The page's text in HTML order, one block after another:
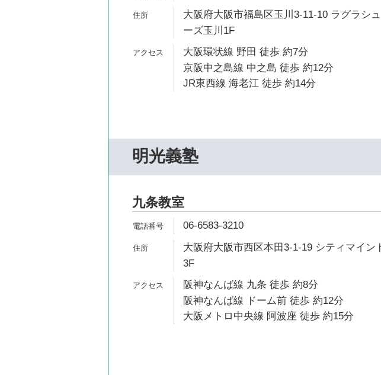
大阪府大阪市福島区玉川3-11-10 ラグラシュ
ーズ玉川1F
大阪環状線 野田 徒歩 約7分
京阪中之島線 中之島 徒歩 約12分
JR東西線 海老江 徒歩 約14分
明光義塾
九条教室
06-6583-3210
大阪府大阪市西区本田3-1-19 シティマイン
3F
阪神なんば線 九条 徒歩 約8分
阪神なんば線 ドーム前 徒歩 約12分
大阪メトロ中央線 阿波座 徒歩 約15分